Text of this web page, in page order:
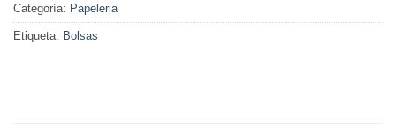
Categoría: Papeleria
Etiqueta: Bolsas